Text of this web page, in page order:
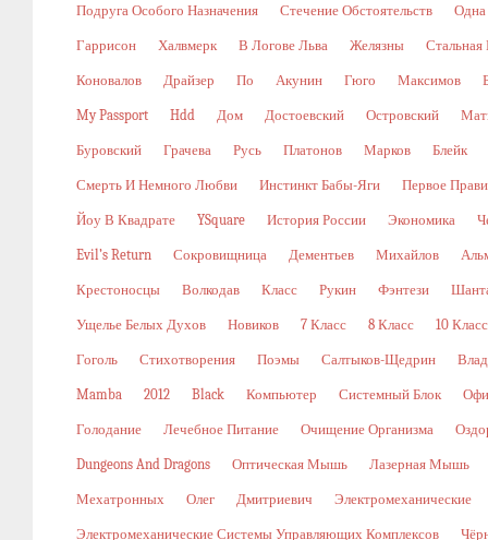
Подруга Особого Назначения Стечение Обстоятельств Одна
Гаррисон Халвмерк В Логове Льва Желязны
Коновалов Драйзер По Акунин Гюго Максимов
My Passport Hdd Дом Достоевский Островский
Буровский Грачева Русь Платонов Марков Блейк
Смерть И Немного Любви Инстинкт Бабы-Яги Первое
Йоу В Квадрате YSquare История России Экономика
Evil’s Return Сокровищница Дементьев Михайлов
Крестоносцы Волкодав Класс Рукин Фэнтези
Ущелье Белых Духов Новиков 7 Класс 8 Класс 10 Класс
Гоголь Стихотворения Поэмы Салтыков-Щедрин
Mamba 2012 Black Компьютер Системный Блок
Голодание Лечебное Питание Очищение Организма
Dungeons And Dragons Оптическая Мышь Лазерная Мышь
Мехатронных Олег Дмитриевич Электромеханические
Электромеханические Системы Управляющих Комплексов